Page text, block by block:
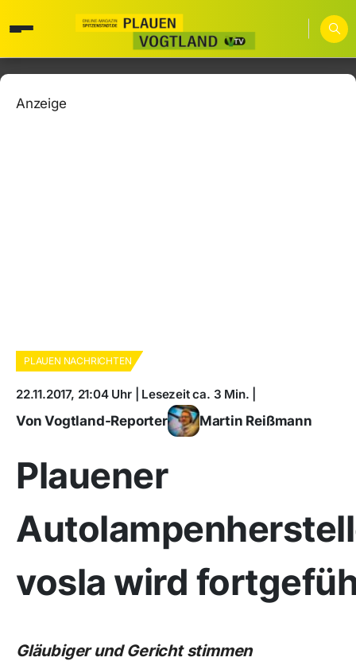
Anzeige
PLAUEN NACHRICHTEN
22.11.2017, 21:04 Uhr | Lesezeit ca. 3 Min. |
Von Vogtland-Reporter Martin Reißmann
Plauener
vosla wird
Gläubiger und Gericht stimmen